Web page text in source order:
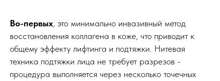
Во-первых, это минимально инвазивный метод
восстановления коллагена в коже, что приводит к
общему эффекту лифтинга и подтяжки. Нитевая
техника подтяжки лица не требует разрезов -
процедура выполняется через несколько точечных